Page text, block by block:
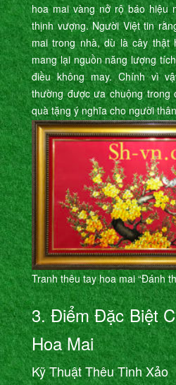
hoa mai vàng nở rộ báo hiệu
thịnh vượng. Người Việt tin
mai trong nhà, dù là cây thật
mang lại nguồn năng lượng
điều không may. Chính vì
thường được ưa chuộng trong
quà tặng ý nghĩa cho người
Tranh thêu tay hoa mai “Đánh
3. Điểm Đặc Biệt
Hoa Mai
Kỹ Thuật Thêu Tinh Xảo